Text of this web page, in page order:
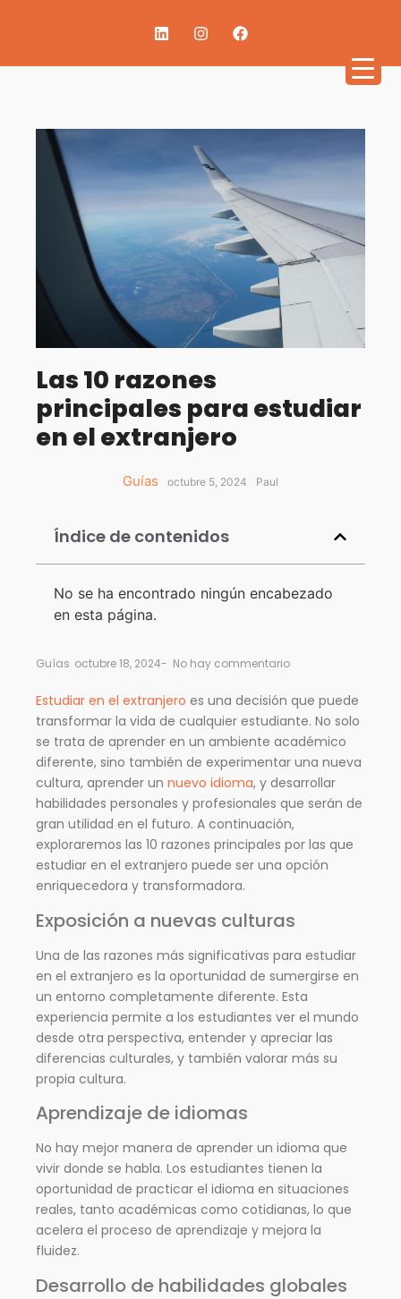
Las 10 razones
principales para estudiar
en el extranjero
Guías octubre 5, 2024 Paul
Índice de contenidos
No se ha encontrado ningún encabezado
en esta página.
Guías octubre 18, 2024- No hay commentario
Estudiar en el extranjero es una decisión que puede
transformar la vida de cualquier estudiante. No solo
se trata de aprender en un ambiente académico
diferente, sino también de experimentar una nueva
cultura, aprender un nuevo idioma, y desarrollar
habilidades personales y profesionales que serán de
gran utilidad en el futuro. A continuación,
exploraremos las 10 razones principales por las que
estudiar en el extranjero puede ser una opción
enriquecedora y transformadora.
Exposición a nuevas culturas
Una de las razones más significativas para estudiar
en el extranjero es la oportunidad de sumergirse en
un entorno completamente diferente. Esta
experiencia permite a los estudiantes ver el mundo
desde otra perspectiva, entender y apreciar las
diferencias culturales, y también valorar más su
propia cultura.
Aprendizaje de idiomas
No hay mejor manera de aprender un idioma que
vivir donde se habla. Los estudiantes tienen la
oportunidad de practicar el idioma en situaciones
reales, tanto académicas como cotidianas, lo que
acelera el proceso de aprendizaje y mejora la
fluidez.
Desarrollo de habilidades globales